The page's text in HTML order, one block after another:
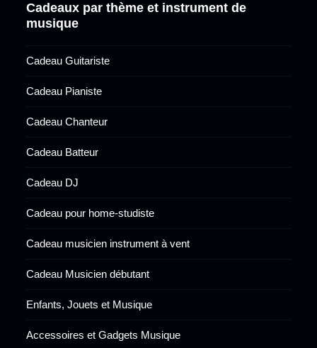
Cadeaux par thème et instrument de
musique
Cadeau Guitariste
Cadeau Pianiste
Cadeau Chanteur
Cadeau Batteur
Cadeau DJ
Cadeau pour home-studiste
Cadeau musicien instrument à vent
Cadeau Musicien débutant
Enfants, Jouets et Musique
Accessoires et Gadgets Musique